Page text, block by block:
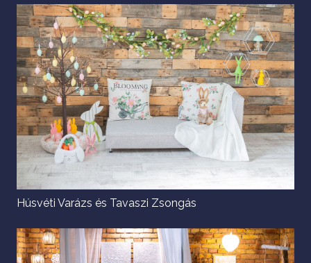
Húsvéti Varázs és Tavaszi Zsongás